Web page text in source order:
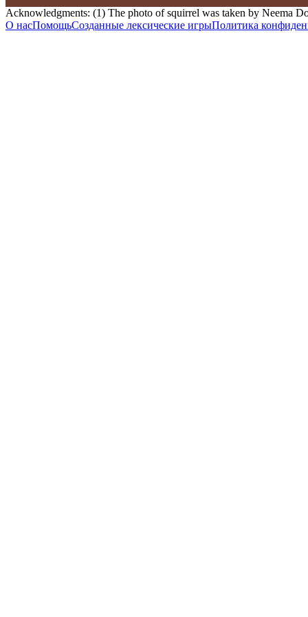
Acknowledgments: (1) The photo of squirrel was taken by Neema
О насПомощьСозданные лексические игрыПолитика